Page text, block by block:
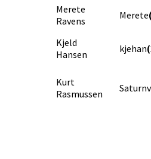
Merete
Ravens
Merete
Kjeld
Hansen
kjehan
Kurt
Rasmussen